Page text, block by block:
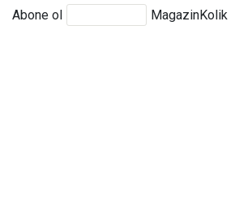
Abone ol MagazinKolik